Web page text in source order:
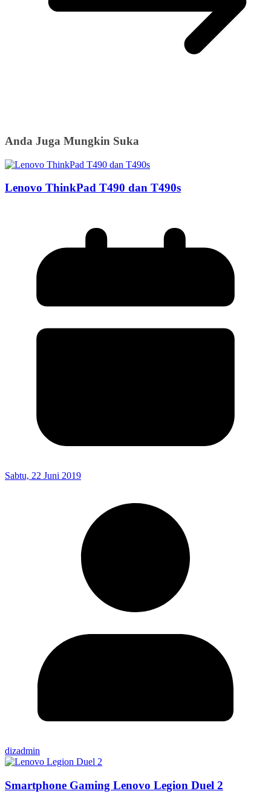
Anda Juga Mungkin Suka
Lenovo ThinkPad T490 dan T490s
Sabtu, 22 Juni 2019
dizadmin
Smartphone Gaming Lenovo Legion Duel 2